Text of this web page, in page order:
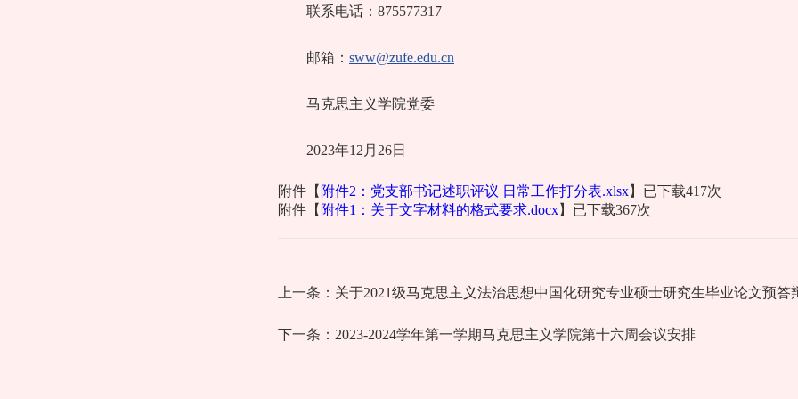
联系电话：875577317
邮箱： sww@zufe.edu.cn
马克思主义学院党委
2023年12月26日
附件【 附件2：党支部书记述职评议 日常工作打分表.xlsx】已下载417次
附件【 附件1：关于文字材料的格式要求.docx】已下载367次
上一条： 关于2021级马克思主义法治思想中国化研究专业硕士研究生毕业论文预答
下一条： 2023-2024学年第一学期马克思主义学院第十六周会议安排